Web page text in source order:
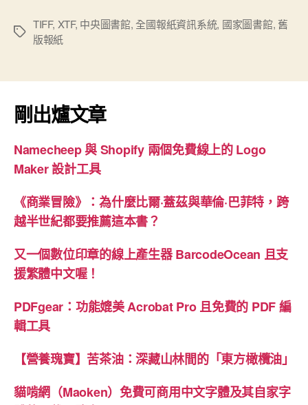
國
資
的
格
式”
標
TIFF, XTF, 中央圖書館,全國報紙資訊系統, 國家圖書館, 舊
版報紙
剛出爐文章
Namecheep 與 Shopify 兩個免費線上的 Logo
Maker 設計工具
《商業冒險》：為什麼比爾·蓋茲與華倫·巴菲特，跨
越半世紀都要推薦這本書？
又一個數位印章的線上產生器 BarcodeOcean 且支
援繁體中文喔！
PDFgear：功能媲美 Acrobat Pro 且免費的 PDF 編
輯工具
【營養瑰寶】苦茶油：深藏山林間的「東方橄欖油」
貓啃網（Maoken）免費可商用中文字體及其自家字